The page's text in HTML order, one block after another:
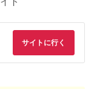
サイトに行く